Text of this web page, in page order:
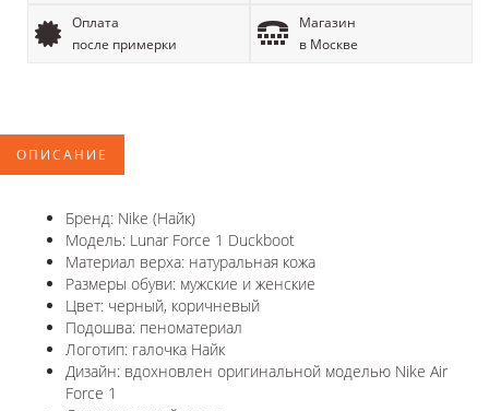
Оплата
после примерки
Магазин
в Москве
ОПИСАНИЕ
Бренд: Nike (Найк)
Модель: Lunar Force 1 Duckboot
Материал верха: натуральная кожа
Размеры обуви: мужские и женские
Цвет: черный, коричневый
Подошва: пеноматериал
Логотип: галочка Найк
Дизайн: вдохновлен оригинальной моделью Nike Air
Force 1